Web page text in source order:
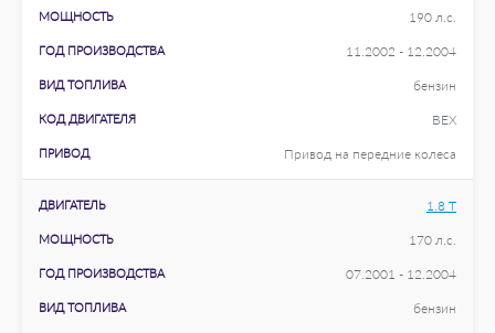
МОЩНОСТЬ 190 л.с.
ГОД ПРОИЗВОДСТВА 11.2002 - 12.2004
ВИД ТОПЛИВА бензин
КОД ДВИГАТЕЛЯ BEX
ПРИВОД Привод на передние колеса
ДВИГАТЕЛЬ 1.8 T
МОЩНОСТЬ 170 л.с.
ГОД ПРОИЗВОДСТВА 07.2001 - 12.2004
ВИД ТОПЛИВА бензин